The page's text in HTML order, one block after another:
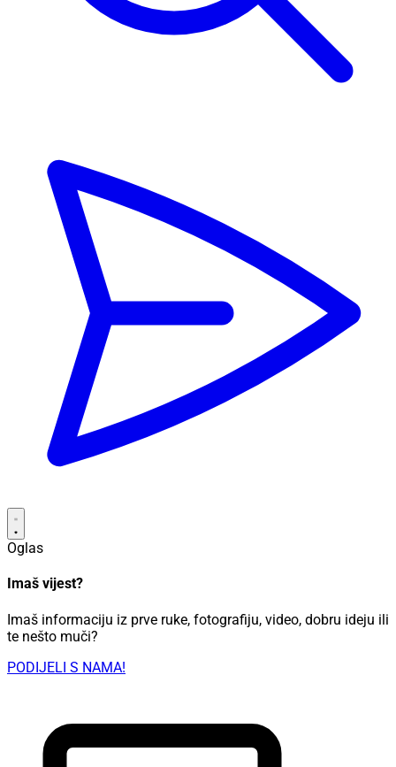
Oglas
Imaš vijest?
Imaš informaciju iz prve ruke, fotografiju, video, dobru ideju ili
te nešto muči?
PODIJELI S NAMA!